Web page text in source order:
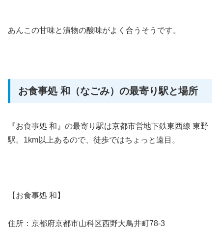
あんこの甘味と漬物の酸味がよく合うそうです。
お食事処 和（なごみ）の最寄り駅と場所
『お食事処 和』の最寄り駅は京都市営地下鉄東西線 東野
駅。1km以上あるので、徒歩ではちょっと遠目。
【お食事処 和】
住所：京都府京都市山科区西野大鳥井町78-3